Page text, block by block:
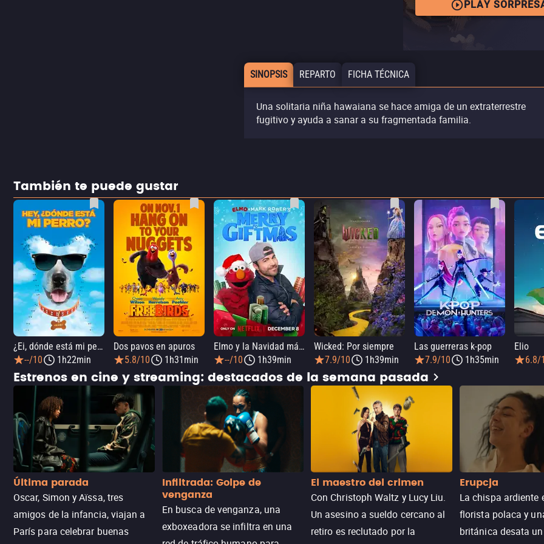
PLAY
SINOPSIS REPARTO FICHA TÉCNICA
Una solitaria niña hawaiana se hace amiga de un extraterrestre
fugitivo y ayuda a sanar a su fragmentada familia.
También te puede gustar
¿Ei, dónde está mi perro?
--/10
1h22min
Dos pavos en apuros
5.8/10
1h31min
Elmo y la Navidad mágica de Mark Rober
--/10
1h39min
Wicked: Por siempre
7.9/10
1h39min
Las guerreras k-pop
7.9/10
1h35min
Elio
6.8/
Estrenos en cine y streaming: destacados de la semana pasada
Última parada
Oscar, Simon y Aïssa, tres
amigos de la infancia, viajan a
París para celebrar buenas
Infiltrada: Golpe de
venganza
En busca de venganza, una
exboxeadora se infiltra en una
El maestro del crimen
Con Christoph Waltz y Lucy Liu.
Un asesino a sueldo cercano al
retiro es reclutado por la
Erupcja
La chispa ardiente
florista polaca y
británica desata